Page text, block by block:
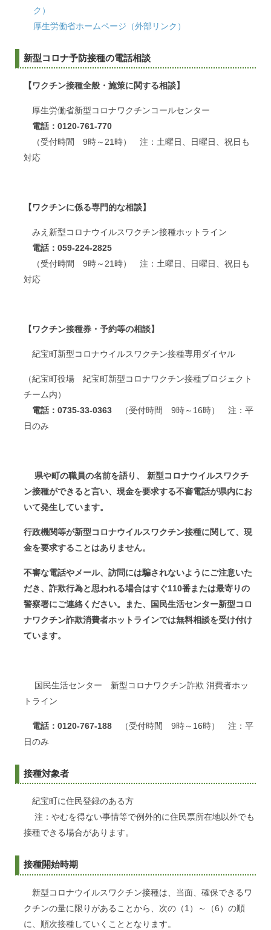
ク）
厚生労働省ホームページ（外部リンク）
新型コロナ予防接種の電話相談
【ワクチン接種全般・施策に関する相談】
厚生労働省新型コロナワクチンコールセンター
電話： 0120-761-770
（受付時間 9時～21時） 注：土曜日、日曜日、祝日も
対応
【ワクチンに係る専門的な相談】
みえ新型コロナウイルスワクチン接種ホットライン
電話： 059-224-2825
（受付時間 9時～21時） 注：土曜日、日曜日、祝日も
対応
【ワクチン接種券・予約等の相談】
紀宝町新型コロナウイルスワクチン接種専用ダイヤル
（紀宝町役場 紀宝町新型コロナワクチン接種プロジェクト
チーム内）
電話： 0735-33-0363
（受付時間 9時～16時） 注：平
日のみ
県や町の職員の名前を語り、
新型コロナウイルスワクチ
ン接種ができると言い、現金を要求する不審電話が県内にお
いて発生しています。
行政機関等が新型コロナウイルスワクチン接種に関して、現
金を要求することはありません。
不審な電話やメール、訪問には騙されないようにご注意いた
だき、詐欺行為と思われる場合はすぐ110番または最寄りの
警察署にご連絡ください。また、国民生活センター新型コロ
ナワクチン詐欺消費者ホットラインでは無料相談を受け付け
ています。
国民生活センター 新型コロナワクチン詐欺 消費者ホッ
トライン
電話： 0120-767-188
（受付時間 9時～16時） 注：平
日のみ
接種対象者
紀宝町に住民登録のある方
注：やむを得ない事情等で例外的に住民票所在地以外でも
接種できる場合があります。
接種開始時期
新型コロナウイルスワクチン接種は、当面、確保できるワ
クチンの量に限りがあることから、次の（1）～（6）の順
に、順次接種していくこととなります。